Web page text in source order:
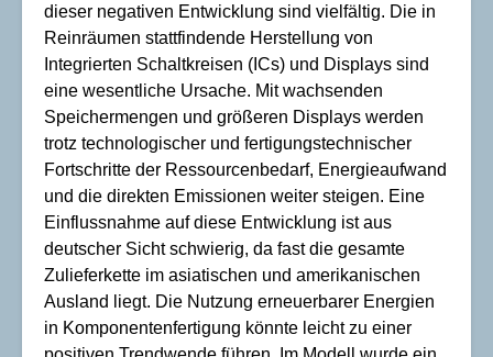
dieser negativen Entwicklung sind vielfältig. Die in
Reinräumen stattfindende Herstellung von
Integrierten Schaltkreisen (ICs) und Displays sind
eine wesentliche Ursache. Mit wachsenden
Speichermengen und größeren Displays werden
trotz technologischer und fertigungstechnischer
Fortschritte der Ressourcenbedarf, Energieaufwand
und die direkten Emissionen weiter steigen. Eine
Einflussnahme auf diese Entwicklung ist aus
deutscher Sicht schwierig, da fast die gesamte
Zulieferkette im asiatischen und amerikanischen
Ausland liegt. Die Nutzung erneuerbarer Energien
in Komponentenfertigung könnte leicht zu einer